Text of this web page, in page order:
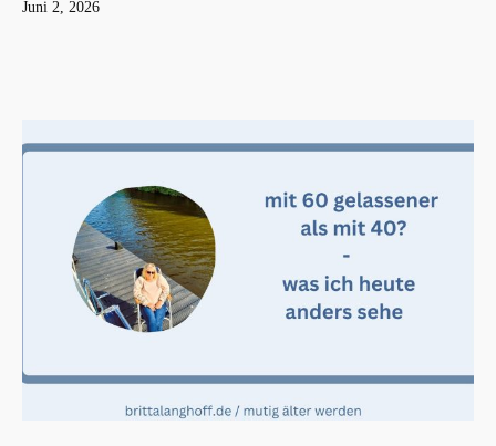
Veröffentlicht
Juni 2, 2026